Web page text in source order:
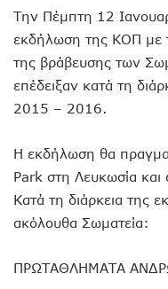
Την Πέμπτη 12
εκδήλωση της ΚΟΠ με
της βράβευσης των
επέδειξαν κατά τη
2015 – 2016.
Η εκδήλωση θα
Park στη Λευκωσία
Κατά τη διάρκεια της
ακόλουθα Σωματεία:
ΠΡΩΤΑΘΛΗΜΑΤΑ